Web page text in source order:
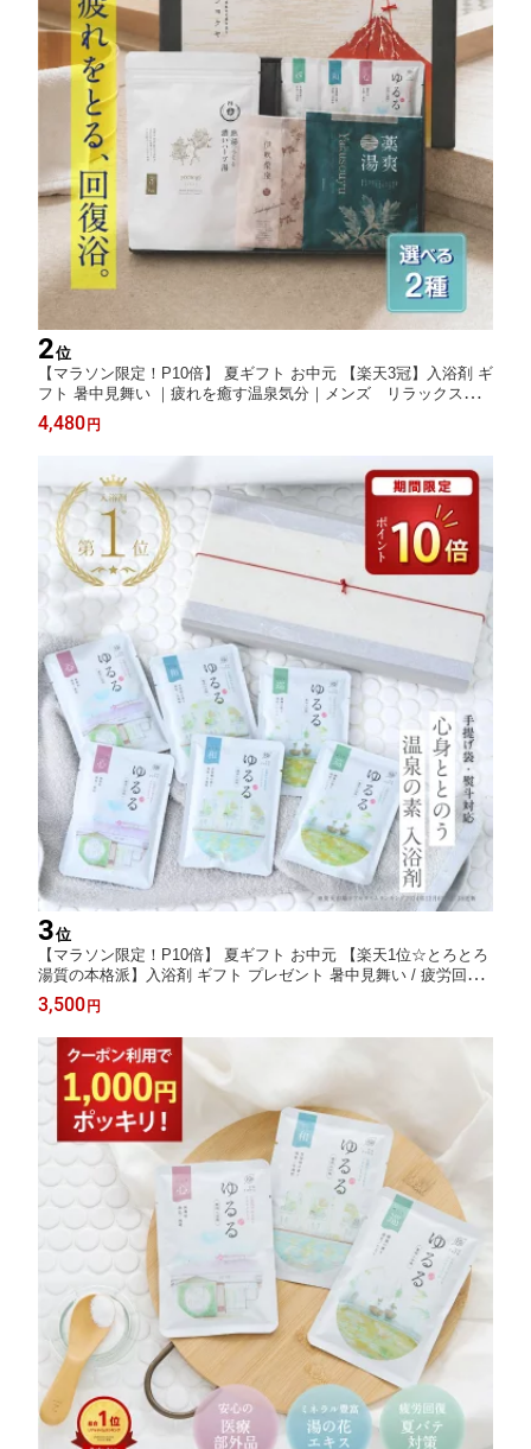
2位
【マラソン限定！P10倍】 夏ギフト お中元 【楽天3冠】入浴剤 ギ
フト 暑中見舞い ｜疲れを癒す温泉気分｜メンズ リラックス｜
薬草湯 ハーブ 詰め合わせ 高級 プレゼント 保湿 乾燥肌 リラック
ス 女性から男性へ 誕生日 贈り物 おしゃれ 温泉 50代 60代 恵み
4,480 円
3位
【マラソン限定！P10倍】 夏ギフト お中元 【楽天1位☆とろとろ
湯質の本格派】入浴剤 ギフト プレゼント 暑中見舞い / 疲労回復
かゆみ にきび / 温泉の素 ゆるるプレミアム 詰め合わせ セット /
誕生日 温泉 健康 にごり湯 熨斗 発汗 保湿 女性 男性 腰痛 肩こり
別府温泉
3,500 円